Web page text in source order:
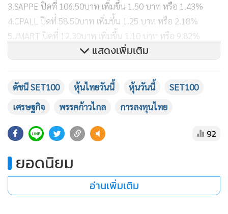
3.SAPPE ปิดที่ 106.50บาท เพิ่มขึ้น 1.50 บาท หรือ 1.43%
4.CPALL ปิดที่ 58.50บาท เพิ่มขึ้น 1.25 บาท หรือ 2.18%
5.JMART ปิดที่ 12.30บาท เพิ่มขึ้น 1.10 บาท หรือ 9.82%
ได้แก่
1.MOSHI ปิดที่ 44.25บาท ลดลง 1.50 บาท หรือ 3.28%
2.SISB ปิดที่ 36.75บาท ลดลง 1.00 บาท หรือ 2.65%
3.KBANK ปิดที่ 129.00บาท ลดลง 1.00 บาท หรือ 0.77%
5.AOT ปิดที่ 63.25บาท ลดลง 0.75 บาท หรือ 1.17%
ขณะที่ดัชนี SET100 ปิดที่ 1,816.81 จุด เพิ่มขึ้น 0.79 จุด หรือ
แสดงเพิ่มเติม
ดัชนี SET100 หุ้นไทยวันนี้ หุ้นวันนี้
SET100
เศรษฐกิจ
พรรคก้าวไกล การลงทุนไทย
92
ยอดนิยม
อ่านเพิ่มเติม